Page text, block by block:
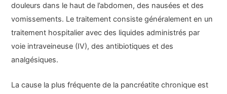
douleurs dans le haut de l’abdomen, des nausées et des
vomissements. Le traitement consiste généralement en un
traitement hospitalier avec des liquides administrés par
voie intraveineuse (IV), des antibiotiques et des
analgésiques.
La cause la plus fréquente de la pancréatite chronique est